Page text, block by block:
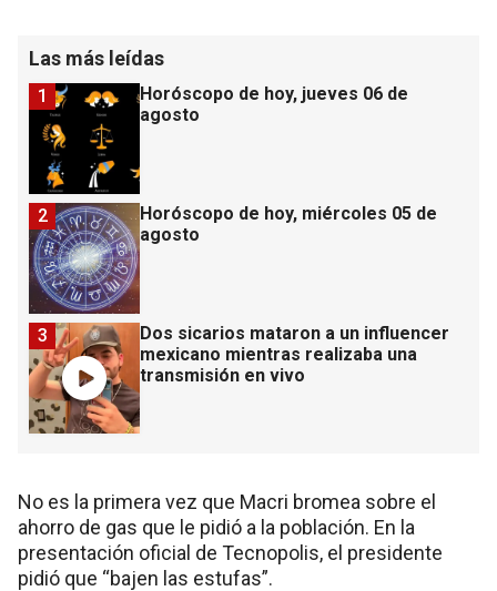
Las más leídas
Horóscopo de hoy, jueves 06 de
agosto
1
Horóscopo de hoy, miércoles 05 de
agosto
2
Dos sicarios mataron a un influencer
mexicano mientras realizaba una
transmisión en vivo
3
No es la primera vez que Macri bromea sobre el
ahorro de gas que le pidió a la población. En la
presentación oficial de Tecnopolis, el presidente
pidió que “bajen las estufas”.